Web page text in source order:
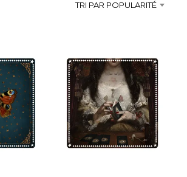
TRI PAR POPULARITÉ